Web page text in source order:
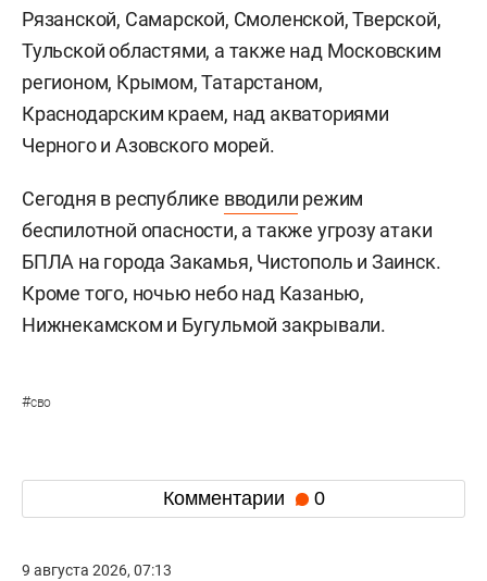
Рязанской, Самарской, Смоленской, Тверской,
Тульской областями, а также над Московским
регионом, Крымом, Татарстаном,
Краснодарским краем, над акваториями
Черного и Азовского морей.
Сегодня в республике вводили режим
беспилотной опасности, а также угрозу атаки
БПЛА на города Закамья, Чистополь и Заинск.
Кроме того, ночью небо над Казанью,
Нижнекамском и Бугульмой закрывали.
#сво
Комментарии 0
9 августа 2026, 07:13